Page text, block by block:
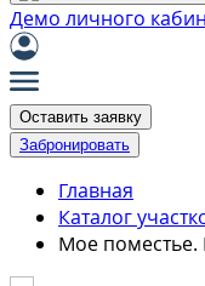
Демо личного
Оставить заявку
Забронировать
Главная
Каталог
Мое